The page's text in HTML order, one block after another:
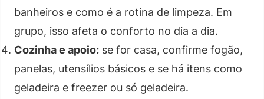
banheiros e como é a rotina de limpeza. Em
grupo, isso afeta o conforto no dia a dia.
Cozinha e apoio: se for casa, confirme fogão,
panelas, utensílios básicos e se há itens como
geladeira e freezer ou só geladeira.